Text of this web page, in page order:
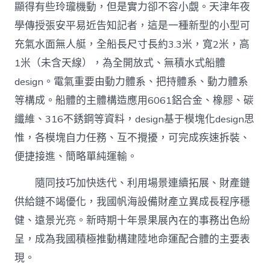
顯得有些玲瓏機動，但是實力卻不容小覷。天津年夜
學傳授張安平易近告知記者，這是一種新型的小型可
充氣水面無人艇，全船長尺寸長約3.3米，寬2米，高
1米（未含天線），為全開放式、無積水式船體
design。電氣重要由動力體系、把持體系、動力體系
等構成。船體的主體構造應用6061鋁合金、橡膠、碳
纖維、316不銹鋼等資料，design基于模塊化design思
惟，各模塊自力任務、互不攪擾，可完成疾速拆裝、
便捷接進、簡略單純運輸。
隨同技巧加快迭代、利用場景連續拓展、財產鏈
供給鏈不竭優化，我國帆海設備財產立異成長程序穩
健、遠景光亮。新時期十年景果展內在的事務出色紛
呈，成為我國積極推動構建陸地命運配合體的主要表
現。